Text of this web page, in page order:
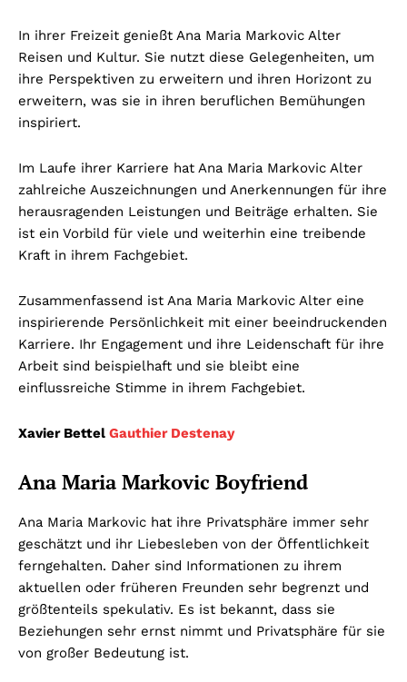
In ihrer Freizeit genießt Ana Maria Markovic Alter
Reisen und Kultur. Sie nutzt diese Gelegenheiten, um
ihre Perspektiven zu erweitern und ihren Horizont zu
erweitern, was sie in ihren beruflichen Bemühungen
inspiriert.
Im Laufe ihrer Karriere hat Ana Maria Markovic Alter
zahlreiche Auszeichnungen und Anerkennungen für ihre
herausragenden Leistungen und Beiträge erhalten. Sie
ist ein Vorbild für viele und weiterhin eine treibende
Kraft in ihrem Fachgebiet.
Zusammenfassend ist Ana Maria Markovic Alter eine
inspirierende Persönlichkeit mit einer beeindruckenden
Karriere. Ihr Engagement und ihre Leidenschaft für ihre
Arbeit sind beispielhaft und sie bleibt eine
einflussreiche Stimme in ihrem Fachgebiet.
Xavier Bettel Gauthier Destenay
Ana Maria Markovic Boyfriend
Ana Maria Markovic hat ihre Privatsphäre immer sehr
geschätzt und ihr Liebesleben von der Öffentlichkeit
ferngehalten. Daher sind Informationen zu ihrem
aktuellen oder früheren Freunden sehr begrenzt und
größtenteils spekulativ. Es ist bekannt, dass sie
Beziehungen sehr ernst nimmt und Privatsphäre für sie
von großer Bedeutung ist.